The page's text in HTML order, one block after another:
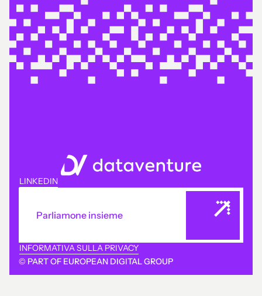
LINKEDIN
Parliamone insieme
INFORMATIVA SULLA PRIVACY
© PART OF EUROPEAN DIGITAL GROUP